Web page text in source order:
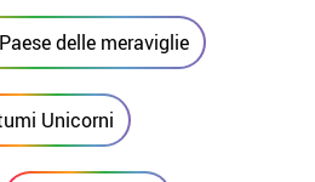
delle meraviglie
Unicorni